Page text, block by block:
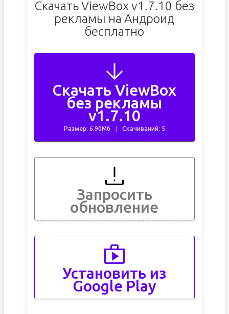
Скачать ViewBox v1.7.10 без
рекламы на Андроид
бесплатно
Скачать ViewBox
без рекламы
v1.7.10
Размер: 6.90Мб Скачиваний: 5
Запросить
обновление
Установить из
Google Play